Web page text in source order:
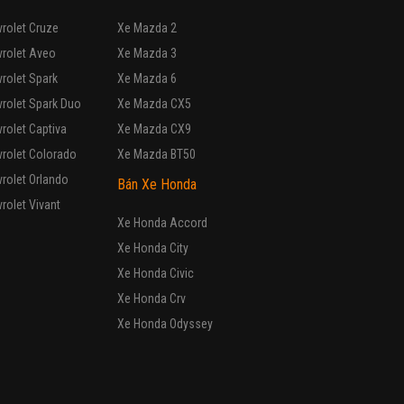
Cruze
Aveo
Spark
Spark Duo
Captiva
Colorado
Orlando
Vivant
Xe Mazda 2
Xe Mazda 3
Xe Mazda 6
Xe Mazda CX5
Xe Mazda CX9
Xe Mazda BT50
Bán Xe Honda
Xe Honda Accord
Xe Honda City
Xe Honda Civic
Xe Honda Crv
Xe Honda Odyssey